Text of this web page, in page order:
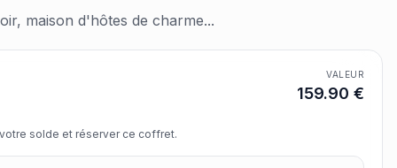
maison d'hôtes de charme...
VALEUR
159.90 €
solde et réserver ce coffret.